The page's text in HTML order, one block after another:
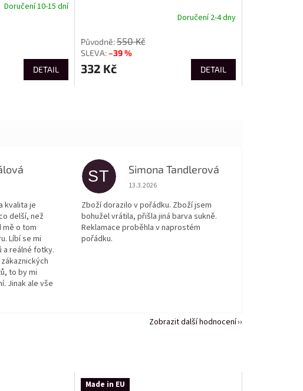
Made in EU
Doručení 10-15 dní
DETAIL
Doručení 2-4 dny
550 Kč
–39 %
332 Kč DETAIL
je 5 z 5 hvězdiček.
kvalita je
delší, než
mě o tom
Líbí se mi
reálné fotky.
to by mi
Jinak ale vše
ST Simona Tandlerová
Hodnocení obchodu je 5 z 5 hvězdiček.
13.3.2026
Zboží dorazilo v pořádku. Zboží jsem
bohužel vrátila, přišla jiná barva sukně.
Reklamace proběhla v naprostém
pořádku.
Zobrazit další hodnocení